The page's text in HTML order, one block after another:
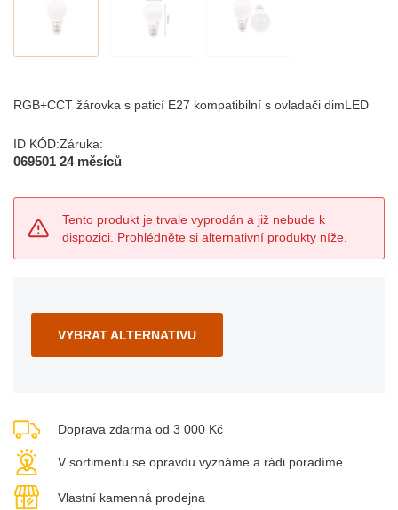
RGB+CCT žárovka s paticí E27 kompatibilní s ovladači dimLED
ID KÓD:
069501
Záruka:
24 měsíců
Tento produkt je trvale vyprodán a již nebude k
dispozici. Prohlédněte si alternativní produkty níže.
VYBRAT ALTERNATIVU
Doprava zdarma od 3 000 Kč
V sortimentu se opravdu vyznáme a rádi poradíme
Vlastní kamenná prodejna